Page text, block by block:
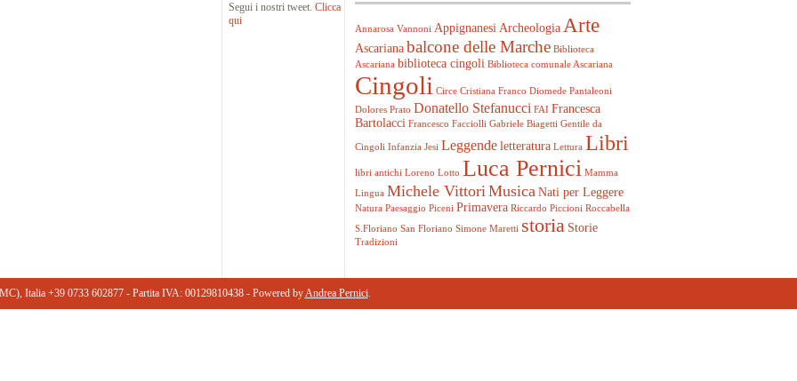
Segui i nostri tweet. Clicca
qui
Annarosa Vannoni Appignanesi Archeologia Arte
Ascariana balcone delle Marche Biblioteca
Ascariana biblioteca cingoli Biblioteca comunale Ascariana
Cingoli Circe Cristiana Franco Diomede Pantaleoni
Dolores Prato Donatello Stefanucci FAI Francesca
Bartolacci Francesco Facciolli Gabriele Biagetti Gentile da
Cingoli Infanzia Jesi Leggende letteratura Lettura Libri
libri antichi Loreno Lotto Luca Pernici Mamma
Lingua Michele VittoriMusica Nati per Leggere
Natura Paesaggio Piceni Primavera Riccardo Piccioni Roccabella
S.Floriano San Floriano Simone Maretti storia Storie
Tradizioni
Italia +39 0733 602877 ‎- Partita IVA: 00129810438 - Powered byAndrea Pernici.